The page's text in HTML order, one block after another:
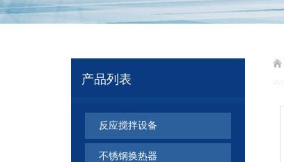
产品列表
反应搅拌设备
不锈钢换热器